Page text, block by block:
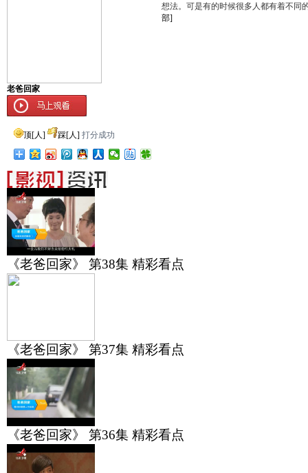
老爸回家
想法。可是有的时候很多人都有着不同
部]
顶[人] 踩[人] 打分成功
《老爸回家》 第38集 精彩看点
《老爸回家》 第37集 精彩看点
《老爸回家》 第36集 精彩看点